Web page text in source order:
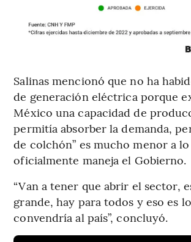
Salinas mencionó que no ha
de generación eléctrica porque
México una capacidad de
permitía absorber la demanda,
de colchón” es mucho menor a
oficialmente maneja el Gobierno.
“Van a tener que abrir el sector,
grande, hay para todos y eso es
convendría al país”, concluyó.